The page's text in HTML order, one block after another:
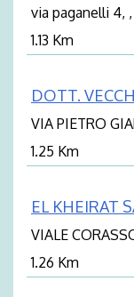
via paganelli 4,
1.13 Km
DOTT.
VIA PIETRO
1.25 Km
EL KHEIRAT
VIALE
1.26 Km